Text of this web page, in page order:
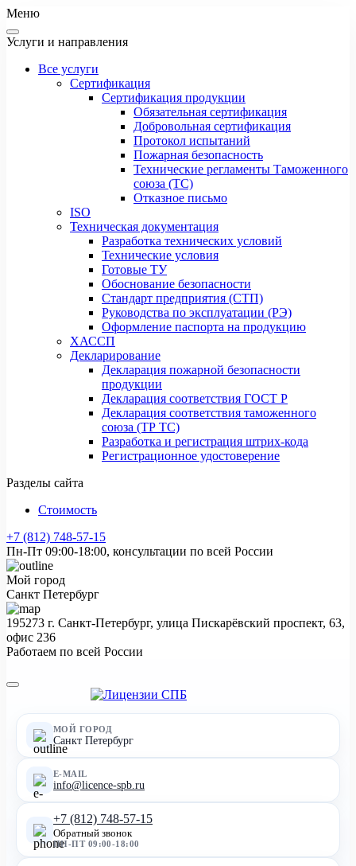
Меню
Услуги и направления
Все услуги
Сертификация
Сертификация продукции
Обязательная сертификация
Добровольная сертификация
Протокол испытаний
Пожарная безопасность
Технические регламенты Таможенного
союза (ТС)
Отказное письмо
ISO
Техническая документация
Разработка технических условий
Технические условия
Готовые ТУ
Обоснование безопасности
Стандарт предприятия (СТП)
Руководства по эксплуатации (РЭ)
Оформление паспорта на продукцию
ХАССП
Декларирование
Декларация пожарной безопасности
продукции
Декларация соответствия ГОСТ Р
Декларация соответствия таможенного
союза (ТР ТС)
Разработка и регистрация штрих-кода
Регистрационное удостоверение
Разделы сайта
Стоимость
+7 (812) 748-57-15
Пн-Пт 09:00-18:00, консультации по всей России
Мой город
Санкт Петербург
195273 г. Санкт-Петербург, улица Пискарёвский проспект, 63,
офис 236
Работаем по всей России
МОЙ ГОРОД
Санкт Петербург
E-MAIL
info@licence-spb.ru
+7 (812) 748-57-15
Обратный звонок
ПН-ПТ 09:00-18:00